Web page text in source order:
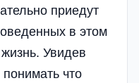
приедут
в этом
Увидев
что